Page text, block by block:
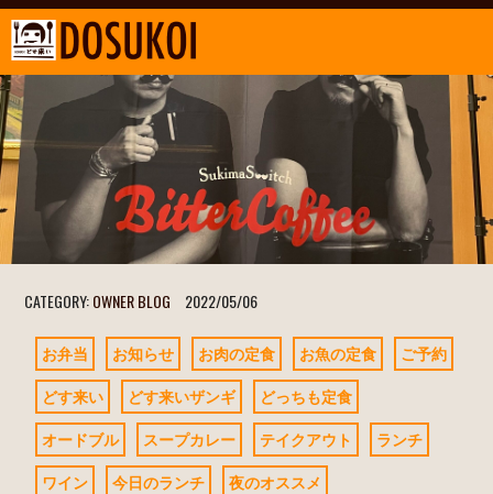
CATEGORY:OWNER BLOG 2022/05/06
お弁当 お知らせ お肉の定食 お魚の定食
ご予約
どす来い
どす来いザンギ
どっちも定食
オードブル
スープカレー テイクアウト
ランチ
ワイン
今日のランチ
夜のオススメ